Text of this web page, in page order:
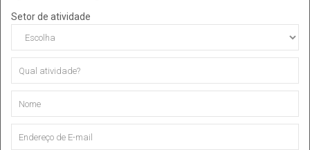
Setor de atividade